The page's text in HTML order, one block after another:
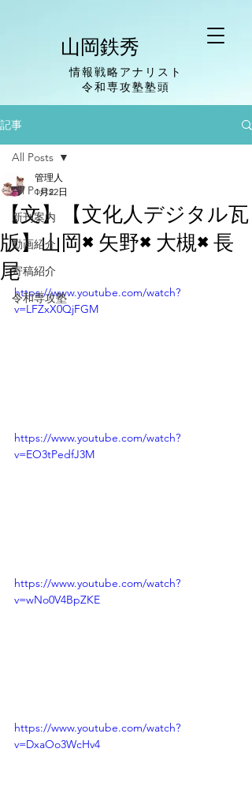
山岡鉄秀
情報戦略アナリスト
​令和専攻塾塾頭
記事
All Posts
新刊案内
動画紹介
寄稿紹介
令和専攻塾
All Posts
【文】【文化人デジタル瓦
版】山岡×矢野×大槻×長
尾
管理人
1月22日
https://www.youtube.com/watch?
v=LFZxX0QjFGM
https://www.youtube.com/watch?
v=EO3tPedfJ3M
https://www.youtube.com/watch?
v=wNo0V4BpZKE
https://www.youtube.com/watch?
v=DxaOo3WcHv4